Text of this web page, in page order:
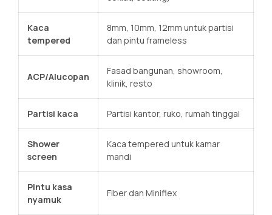
Kaca
tempered
8mm, 10mm, 12mm untuk partisi
dan pintu frameless
ACP/Alucopan
Fasad bangunan, showroom,
klinik, resto
Partisi kaca Partisi kantor, ruko, rumah tinggal
Shower
screen
Kaca tempered untuk kamar
mandi
Pintu kasa
nyamuk
Fiber dan Miniflex